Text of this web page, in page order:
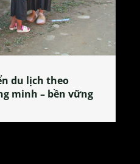
Nhi – nơi lan